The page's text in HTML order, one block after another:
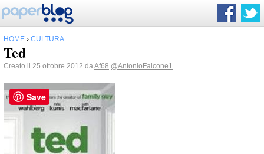
HOME › CULTURA
Ted
Creato il 25 ottobre 2012 daAf68 @AntonioFalcone1
Save